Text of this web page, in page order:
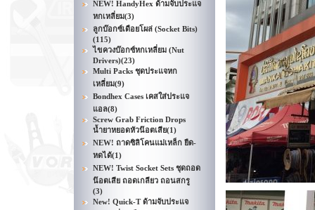
NEW! HandyHex ด้ามจับประแจ
หกเหลี่ยม(3)
ลูกบ๊อกซ์เดือยโผล่ (Socket Bits)
(115)
ไขควงบ๊อกซ์หกเหลี่ยม (Nut
Drivers)(23)
Multi Packs ชุดประแจหก
เหลี่ยม(9)
Bondhex Cases เคสใส่ประแจ
แอล(8)
Screw Grab Friction Drops
น้ำยาหยอดหัวน๊อตเสีย(1)
NEW! ถาดซิลิโคนแม่เหล็ก ยืด-
หดได้(1)
NEW! Twist Socket Sets ชุดถอด
น๊อตเสีย ถอดเกลียว ถอนสกรู
(3)
New! Quick-T ด้ามจับประแจ